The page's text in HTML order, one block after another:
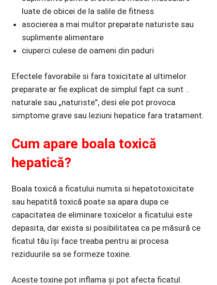
luate de obicei de la salile de fitness
asocierea a mai multor preparate naturiste sau
suplimente alimentare
ciuperci culese de oameni din paduri
Efectele favorabile si fara toxicitate al ultimelor
preparate ar fie explicat de simplul fapt ca sunt ..
naturale sau „naturiste”, desi ele pot provoca
simptome grave sau leziuni hepatice fara tratament.
Cum apare boala toxică
hepatică?
Boala toxică a ficatului numita si hepatotoxicitate
sau hepatită toxică poate sa apara dupa ce
capacitatea de eliminare toxicelor a ficatului este
depasita, dar exista si posibilitatea ca pe măsură ce
ficatul tău își face treaba pentru ai procesa
reziduurile sa se formeze toxine.
Aceste toxine pot inflama și pot afecta ficatul.